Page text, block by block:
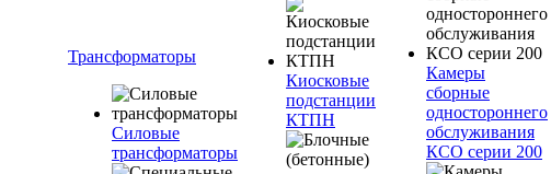
Трансформаторы
Силовые
трансформаторы
Киосковые
подстанции
КТПН
Камеры
сборные
одностороннего
обслуживания
КСО серии 200